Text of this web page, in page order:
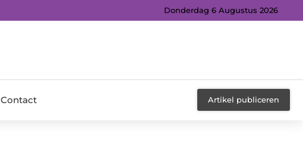
Donderdag 6 Augustus 2026
Contact Artikel publiceren